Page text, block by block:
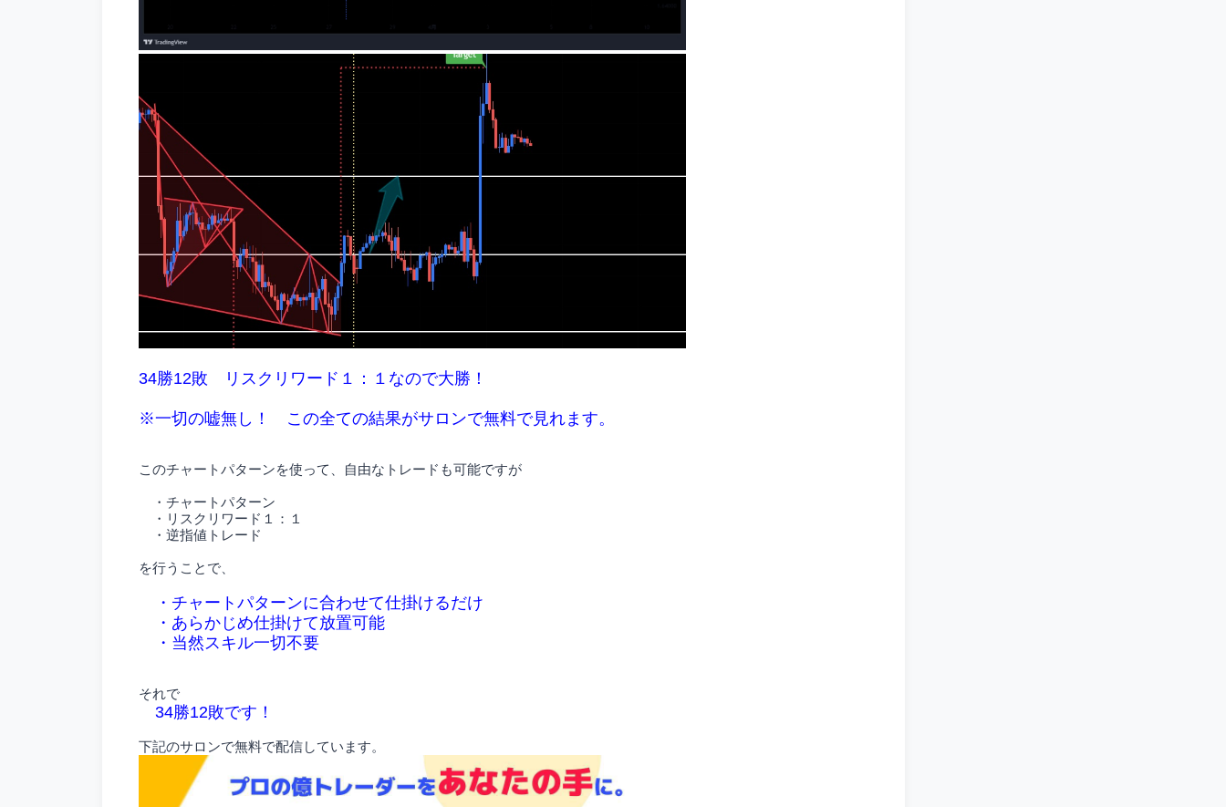
34勝12敗 リスクリワード１：１なので大勝！
※一切の嘘無し！ この全ての結果がサロンで無料で見れます。
このチャートパターンを使って、自由なトレードも可能ですが
・チャートパターン
・リスクリワード１：１
・逆指値トレード
を行うことで、
・チャートパターンに合わせて仕掛けるだけ
・あらかじめ仕掛けて放置可能
・当然スキル一切不要
それで
34勝12敗です！
下記のサロンで無料で配信しています。